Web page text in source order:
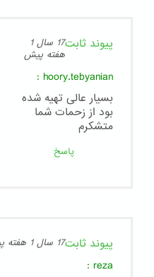
پیوند ثابت
17 سال 1
هفته پیش
hoory.tebyanian
:
بسیار عالی تهیه شده
بود از زحمات شما
متشکرم
پاسخ
پیوند ثابت17 سال 1 هفته پیش
reza
: